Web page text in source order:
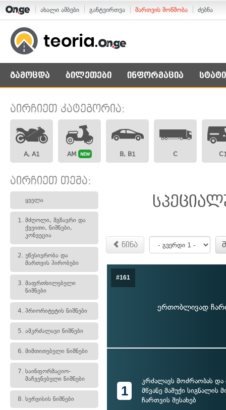
ახალი ამბები განტვირთვა მართვის მოწმობა ძებნა
გამოცდა ბილეთები ინფორმაცია
აირჩიეთ კატეგორია:
A, A1 AM NEW B, B1 C
აირჩიეთ თემა:
ყველა
1. მძღოლი, მგზავრი და
ქვეითი, ნიშნები,
კონვეცია
2. უწესივრობა და
მართვის პირობები
3. მაფრთხილებელი
ნიშნები
4. პრიორიტეტის ნიშნები
5. ამკრძალავი ნიშნები
6. მიმთითებელი ნიშნები
7. საინფორმაციო-
მაჩვენებელი ნიშნები
8. სერვისის ნიშნები
წინა
#161
ერთობლივად
1
კრძალავს მოძრაობას და
მწვანე მაშუქი
ჩართვის შესახებ